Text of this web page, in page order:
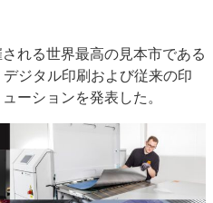
デジタル印刷
印刷通販
ネス イベント 信用情報
～多様なビジネス・多彩な商材～
れる世界最高の見本市である
ジタル印刷および従来の印
ーションを発表した。